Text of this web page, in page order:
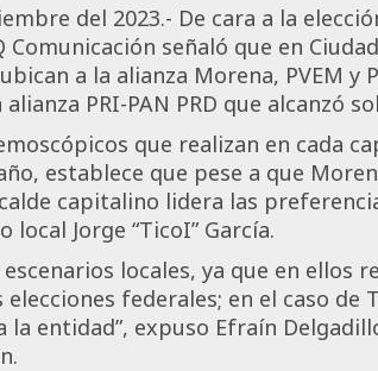
del 2023.- De cara a la
señaló que en
a la alianza Morena, PVEM y
PRI-PAN PRD que alcanzó
que realizan en cada
establece que pese a que
capitalino lidera las
Jorge “TicoI” García.
locales, ya que en ellos
federales; en el caso de
la entidad”, expuso Efraín